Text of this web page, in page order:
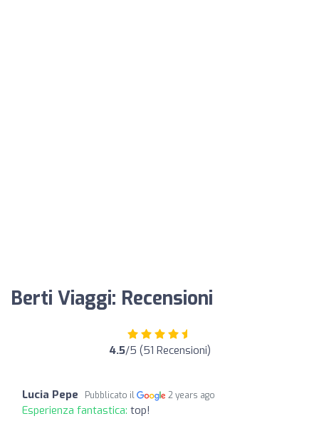
Berti Viaggi: Recensioni
4.5/5 (51 Recensioni)
Lucia Pepe Pubblicato il 2 years ago
Esperienza fantastica: top!